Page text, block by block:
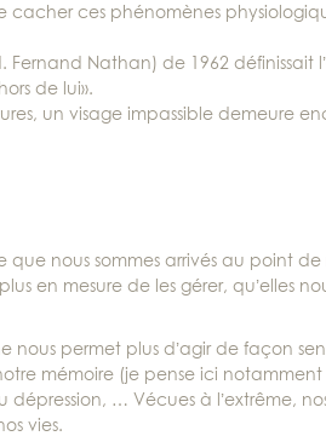
ces phénomènes
Nathan) de 1962 définissait
de lui».
un visage impassible demeure
que nous sommes arrivés au point
en mesure de les gérer, qu’elles
permet plus d’agir de façon
mémoire (je pense ici
dépression, … Vécues à l’extrême,
vies.